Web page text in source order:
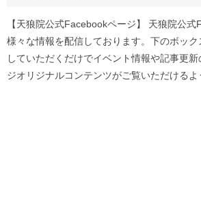
【天狼院公式Facebookページ】 天狼院公
様々な情報を配信しております。下のボッ
していただくだけでイベント情報や記事更
ジオリジナルコンテンツがご覧いただけるよ